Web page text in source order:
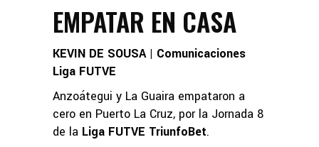
EMPATAR EN CASA
KEVIN DE SOUSA | Comunicaciones
Liga FUTVE
Anzoátegui y La Guaira empataron a
cero en Puerto La Cruz, por la Jornada 8
de la Liga FUTVE TriunfoBet.